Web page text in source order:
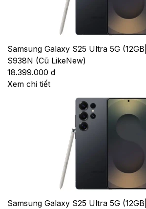
Samsung Galaxy S25 Ultra 5G
S938N (Cũ LikeNew)
18.399.000 đ
Xem chi tiết
Samsung Galaxy S25 Ultra 5G